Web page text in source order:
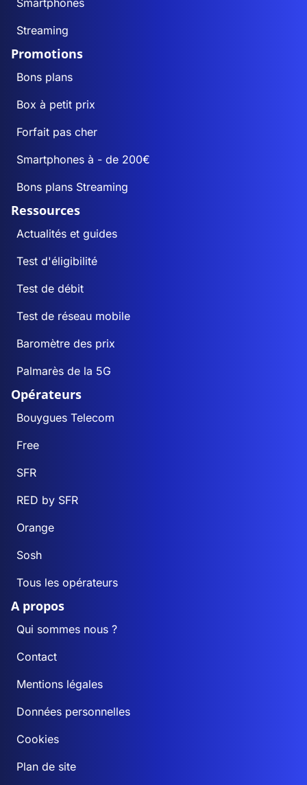
Smartphones
Streaming
Promotions
Bons plans
Box à petit prix
Forfait pas cher
Smartphones à - de 200€
Bons plans Streaming
Ressources
Actualités et guides
Test d'éligibilité
Test de débit
Test de réseau mobile
Baromètre des prix
Palmarès de la 5G
Opérateurs
Bouygues Telecom
Free
SFR
RED by SFR
Orange
Sosh
Tous les opérateurs
A propos
Qui sommes nous ?
Contact
Mentions légales
Données personnelles
Cookies
Plan de site